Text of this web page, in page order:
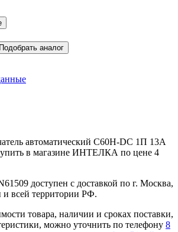
Подобрать аналог
автоматический C60H-DC 1П 13А
в магазине ИНТЕЛКА по цене 4
доступен с доставкой по г. Москва,
и всей территории РФ.
товара, наличии и сроках поставки,
можно уточнить по телефону 8